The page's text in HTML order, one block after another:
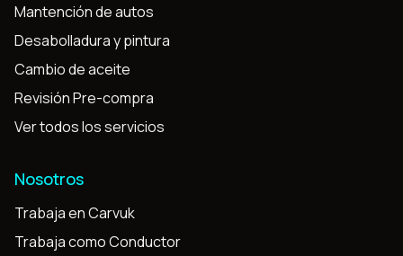
Mantención de autos
Desabolladura y pintura
Cambio de aceite
Revisión Pre-compra
Ver todos los servicios
Nosotros
Trabaja en Carvuk
Trabaja como Conductor